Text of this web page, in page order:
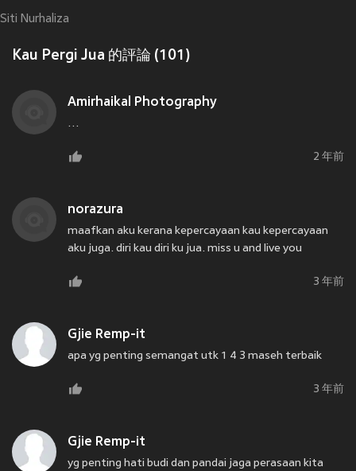
Siti Nurhaliza
Kau Pergi Jua 的評論 (101)
Amirhaikal Photography
…
2 年前
norazura
maafkan aku kerana kepercayaan kau kepercayaan
aku juga. diri kau diri ku jua. miss u and live you
3 年前
Gjie Remp-it
apa yg penting semangat utk 1 4 3 maseh terbaik
3 年前
Gjie Remp-it
yg penting hati budi dan pandai jaga perasaan kita